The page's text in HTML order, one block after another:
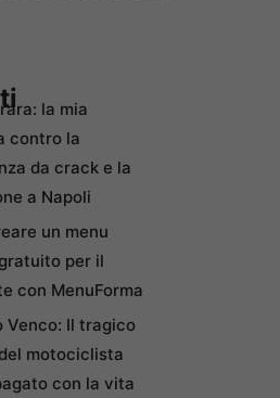
la mia
contro la
da crack e la
a Napoli
un menu
per il
con MenuForma
Venco: Il tragico
motociclista
con la vita